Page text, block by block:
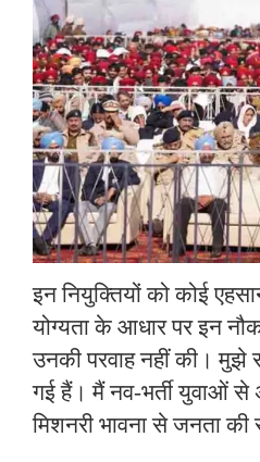
इन नियुक्तियों को कोई
योग्यता के आधार पर इन
उनकी परवाह नहीं की। मुझे
गई हैं। मैं नव-भर्ती युवाओं
मिशनरी भावना से जनता